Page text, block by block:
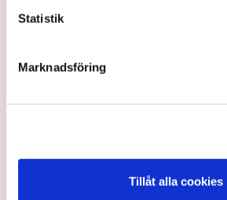
Statistik
Marknadsföring
Tillåt alla cookies
Samtidigt är polisarbetet komplext
Polisen, som befinner sig på plats,
agera tillräckligt då aktionerna kan
resurserinte är tillräckliga
för att
att polisen ”behöver utveckla sina